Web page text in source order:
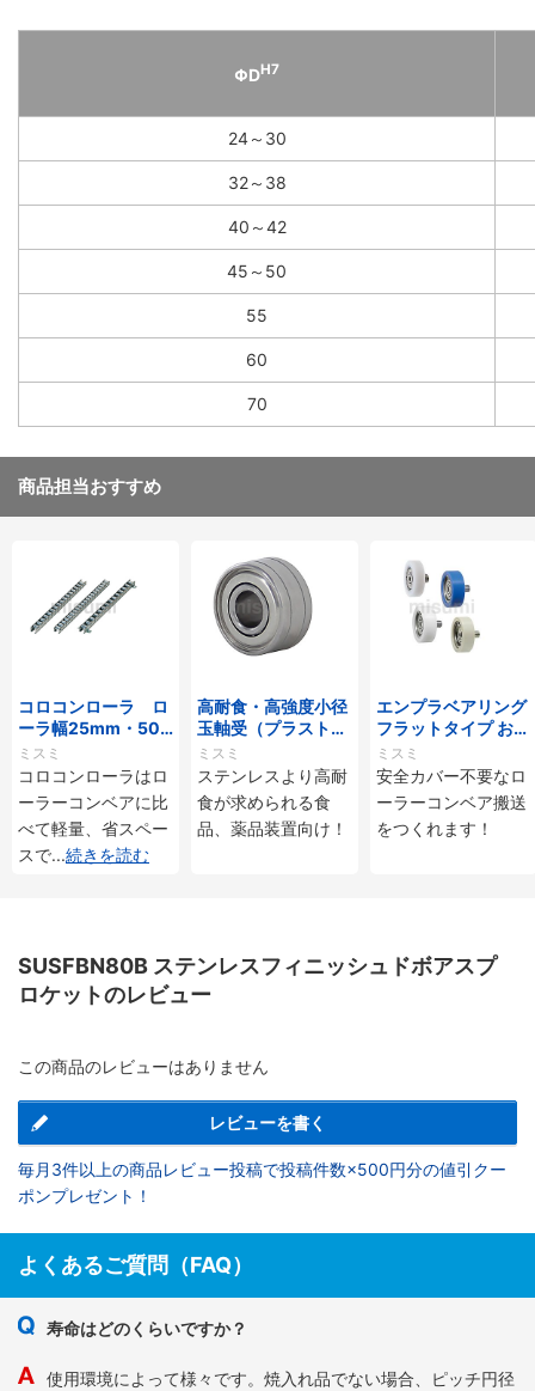
ΦDH7
24～30
32～38
40～42
45～50
55
60
70
商品担当おすすめ
コロコンローラ ロ
ーラ幅25mm・50
mmタイプ
ミスミ
コロコンローラはロ
ーラーコンベアに比
べて軽量、省スペー
スで...続きを読む
高耐食・高強度小径
玉軸受（プラストロ
ベアリング）
ミスミ
ステンレスより高耐
食が求められる食
品、薬品装置向け！
エンプラベアリング
フラットタイプ おね
じ付
ミスミ
安全カバー不要なロ
ーラーコンベア搬送
をつくれます！
SUSFBN80B ステンレスフィニッシュドボアスプ
ロケットのレビュー
この商品のレビューはありません
レビューを書く
毎月3件以上の商品レビュー投稿で投稿件数×500円分の値引クー
ポンプレゼント！
よくあるご質問（FAQ）
寿命はどのくらいですか？
使用環境によって様々です。焼入れ品でない場合、ピッチ円径